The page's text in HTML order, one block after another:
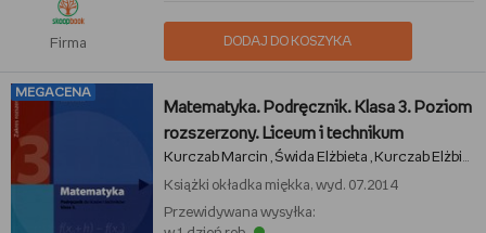
Firma DODAJ DO KOSZYKA
MEGACENA
Matematyka. Podręcznik. Klasa 3. Poziom
rozszerzony. Liceum i technikum
Kurczab Marcin Świda Elżbieta
Kurczab Elżbieta
Książki okładka miękka, wyd. 07.2014
Przewidywana wysyłka: